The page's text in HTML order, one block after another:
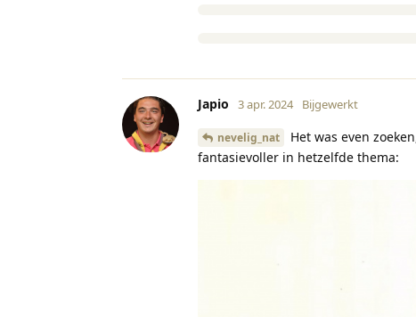
Japio 3 apr. 2024 Bijgewerkt
nevelig_nat
Het was even
fantasievoller in hetzelfde thema: